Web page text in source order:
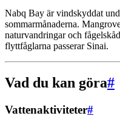
Nabq Bay är vindskyddat
sommarmånaderna.
naturvandringar och
flyttfåglarna passerar Sinai.
Vad du kan göra#
Vattenaktiviteter#